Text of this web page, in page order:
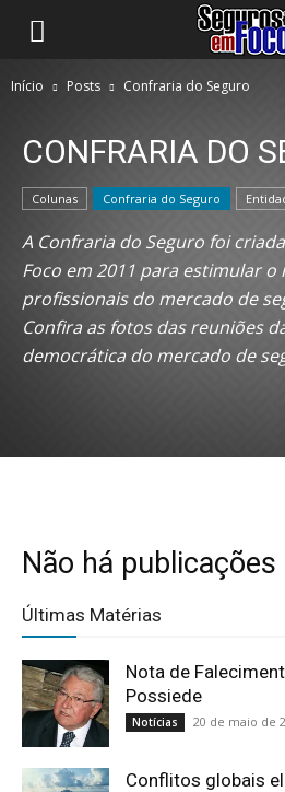
Início Posts Confraria do Seguro
CONFRARIA DO
Colunas Confraria do Seguro
A Confraria do Seguro foi
Foco em 2011 para estimular
profissionais do mercado de
Confira as fotos das reuniões
democrática do mercado de
Não há publicações
Últimas Matérias
Nota de
Possiede
Notícias 20 de maio de
Conflitos globais